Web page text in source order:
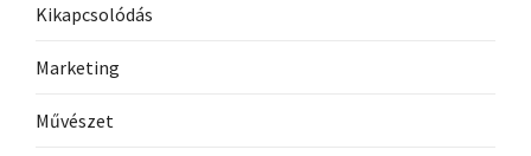
Kikapcsolódás
Marketing
Művészet